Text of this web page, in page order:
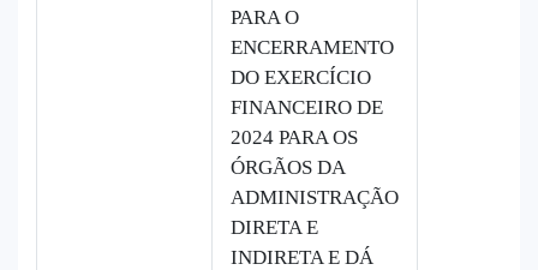
PARA O
ENCERRAMENTO
DO EXERCÍCIO
FINANCEIRO DE
2024 PARA OS
ÓRGÃOS DA
ADMINISTRAÇÃO
DIRETA E
INDIRETA E DÁ